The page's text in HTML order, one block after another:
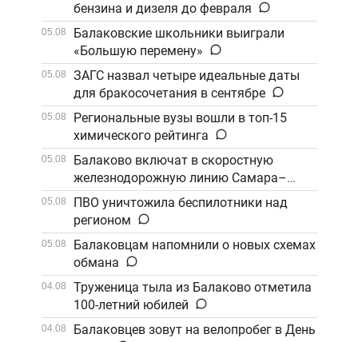
бензина и дизеля до февраля
05.08
Балаковские школьники выиграли
«Большую перемену»
05.08
ЗАГС назвал четыре идеальные даты
для бракосочетания в сентябре
05.08
Региональные вузы вошли в топ-15
химического рейтинга
05.08
Балаково включат в скоростную
железнодорожную линию Самара–
Саратов
05.08
ПВО уничтожила беспилотники над
регионом
05.08
Балаковцам напомнили о новых схемах
обмана
04.08
Труженица тыла из Балаково отметила
100-летний юбилей
04.08
Балаковцев зовут на велопробег в День